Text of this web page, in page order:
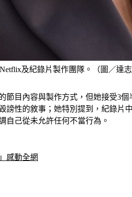
及紀錄片製作團隊。（圖／達志
目內容與製作方式，但她接受3
性的敘事；她特別提到，紀錄
自己從未允許任何不當行為。
感動全網